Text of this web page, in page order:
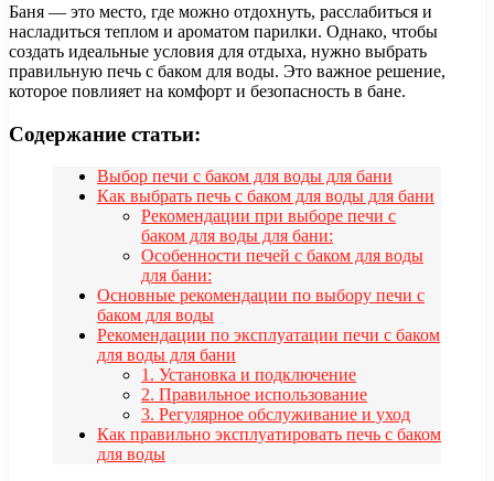
Баня — это место, где можно отдохнуть, расслабиться и
насладиться теплом и ароматом парилки. Однако, чтобы
создать идеальные условия для отдыха, нужно выбрать
правильную печь с баком для воды. Это важное решение,
которое повлияет на комфорт и безопасность в бане.
Содержание статьи:
Выбор печи с баком для воды для бани
Как выбрать печь с баком для воды для бани
Рекомендации при выборе печи с
баком для воды для бани:
Особенности печей с баком для воды
для бани:
Основные рекомендации по выбору печи с
баком для воды
Рекомендации по эксплуатации печи с баком
для воды для бани
1. Установка и подключение
2. Правильное использование
3. Регулярное обслуживание и уход
Как правильно эксплуатировать печь с баком
для воды